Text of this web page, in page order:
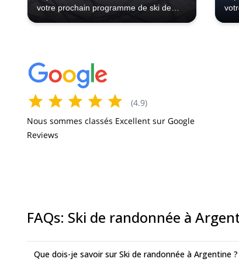
votre prochain programme de ski de
(4.9)
Nous sommes classés Excellent sur Google
Reviews
FAQs: Ski de randonnée à
Que dois-je savoir sur Ski de randonnée à Argentine ?